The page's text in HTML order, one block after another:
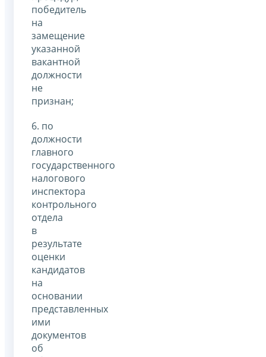
победитель
на
замещение
указанной
вакантной
должности
не
признан;
6. по
должности
главного
государственного
налогового
инспектора
контрольного
отдела
в
результате
оценки
кандидатов
на
основании
представленных
ими
документов
об